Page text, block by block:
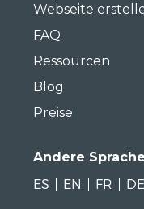
Webseite
FAQ
Ressourcen
Blog
Preise
Andere
ES
EN FR DE